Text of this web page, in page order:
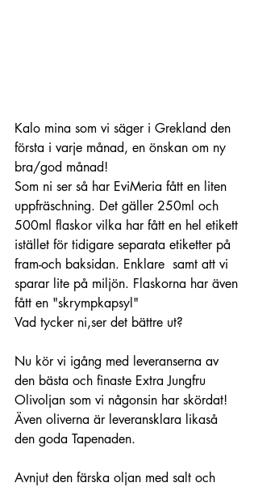
Kalo mina som vi säger i Grekland den
första i varje månad, en önskan om ny
bra/god månad!
Som ni ser så har EviMeria fått en liten
uppfräschning. Det gäller 250ml och
500ml flaskor vilka har fått en hel etikett
istället för tidigare separata etiketter på
fram-och baksidan. Enklare  samt att vi
sparar lite på miljön. Flaskorna har även
fått en "skrympkapsyl"
Vad tycker ni,ser det bättre ut?
Nu kör vi igång med leveranserna av
den bästa och finaste Extra Jungfru
Olivoljan som vi någonsin har skördat!
Även oliverna är leveransklara likaså
den goda Tapenaden.
Avnjut den färska oljan med salt och